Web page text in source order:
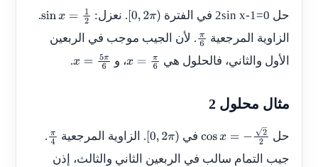
حل 2sin x-1=0في الفترة [0, 2π) . نعزل: sinx=12
.
الزاوية المرجعية π
6
. لأن الجيب موجب في الربعين
الأول والثاني، فالحلول هي
x =π 6 ، و x =5 π6
.
مثال محلول 2
حل cosx=− 22 في [0, 2π) . الزاوية المرجعية π
4
.
جيب التمام سالب في الربعين الثاني والثالث، إذن